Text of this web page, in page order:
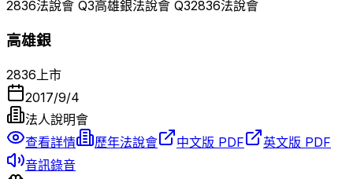
2836法說會 Q3高雄銀法說會 Q32836法說會
高雄銀
2836上市
2017/9/4
法人說明會
查看詳情
歷年法說會 中文版 PDF
英文版 PDF
音訊錄音